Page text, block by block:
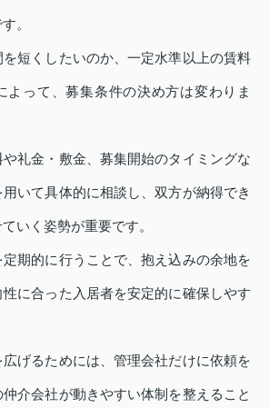
。
短くしたいのか、一定水準以上の賃料
よって、募集条件の決め方は変わりま
礼金・敷金、募集開始のタイミングな
いて具体的に相談し、双方が納得でき
いく姿勢が重要です。
期的に行うことで、抱え込みの余地を
に合った入居者を安定的に確保しやす
げるためには、管理会社だけに依頼を
介会社が動きやすい体制を整えること